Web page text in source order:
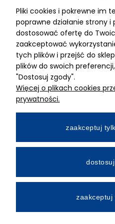
ADRES
MIMARI sp z o.o.
ul. Kurkowa 12
50-210 Wrocław
Dane rejestracyjne
NIP:8982325327
Wpłacony w całości
Numer konta
All Rights Reserved
Pliki cookies i pokrewne im
poprawne działanie strony
dostosować ofertę do
zaakceptować
tych plików i przejść do
plików do swoich
"Dostosuj zgody".
Więcej o plikach cookies
prywatności.
zaakceptuj
zaakceptuj